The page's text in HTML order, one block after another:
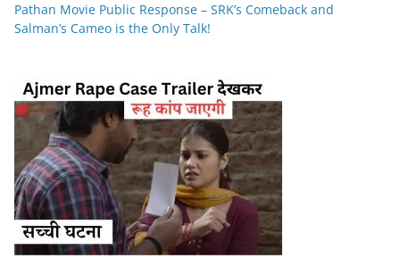
Pathan Movie Public Response – SRK’s Comeback and
Salman’s Cameo is the Only Talk!